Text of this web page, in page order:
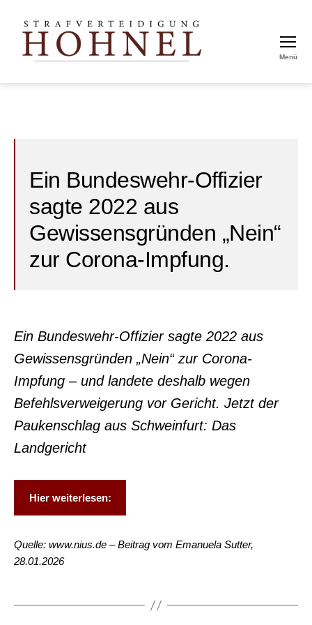
Hohnel
Menü
Ein Bundeswehr-Offizier
sagte 2022 aus
Gewissensgründen „Nein“
zur Corona-Impfung.
Ein Bundeswehr-Offizier sagte 2022 aus
Gewissensgründen „Nein“ zur Corona-
Impfung – und landete deshalb wegen
Befehlsverweigerung vor Gericht. Jetzt der
Paukenschlag aus Schweinfurt: Das
Landgericht
Hier weiterlesen:
Quelle: www.nius.de – Beitrag vom Emanuela Sutter,
28.01.2026